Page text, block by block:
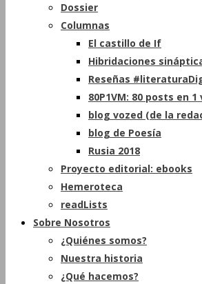
Dossier
Columnas
El castillo de If
Hibridaciones
Reseñas
80P1VM: 80 posts en
blog vozed (de la
blog de Poesía
Rusia 2018
Proyecto editorial: ebooks
Hemeroteca
readLists
Sobre Nosotros
¿Quiénes somos?
Nuestra historia
¿Qué hacemos?